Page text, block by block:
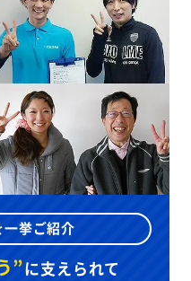
挙ご紹介
”に支えられて